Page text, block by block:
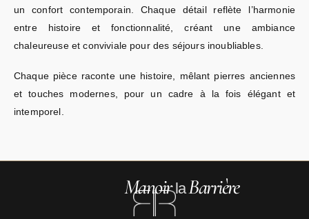
un confort contemporain. Chaque détail reflète l’harmonie
entre histoire et fonctionnalité, créant une ambiance
chaleureuse et conviviale pour des séjours inoubliables.
Chaque pièce raconte une histoire, mêlant pierres anciennes
et touches modernes, pour un cadre à la fois élégant et
intemporel.
ManoirlaBarrière